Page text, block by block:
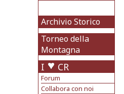
Archivio Storico
Torneo della
Montagna
I CR
Forum
Collabora con noi